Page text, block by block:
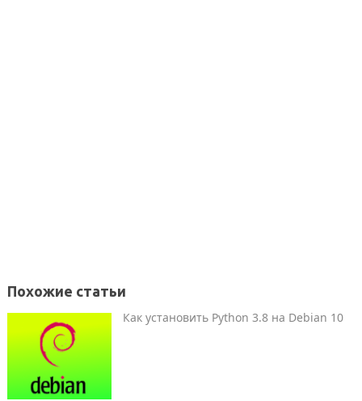
Похожие статьи
Как установить Python 3.8 на Debian 10